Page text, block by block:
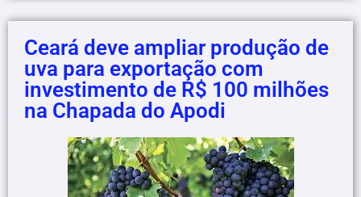
Ceará deve ampliar produção de
uva para exportação com
investimento de R$ 100 milhões
na Chapada do Apodi